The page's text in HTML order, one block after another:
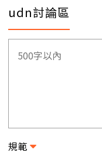
udn討論區
規範